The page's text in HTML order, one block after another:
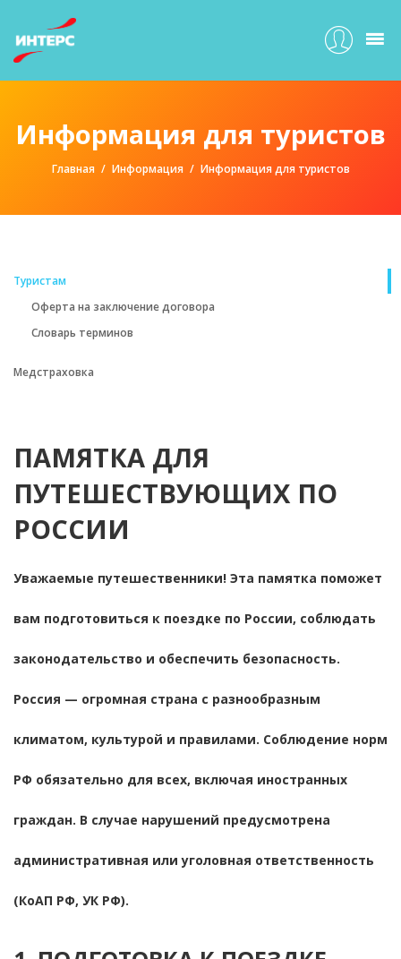
Информация для туристов
Главная Информация Информация для туристов
Туристам
Оферта на заключение договора
Словарь терминов
Медстраховка
ПАМЯТКА ДЛЯ
ПУТЕШЕСТВУЮЩИХ ПО
РОССИИ
Уважаемые путешественники! Эта памятка поможет
вам подготовиться к поездке по России, соблюдать
законодательство и обеспечить безопасность.
Россия — огромная страна с разнообразным
климатом, культурой и правилами. Соблюдение норм
РФ обязательно для всех, включая иностранных
граждан. В случае нарушений предусмотрена
административная или уголовная ответственность
(КоАП РФ, УК РФ).